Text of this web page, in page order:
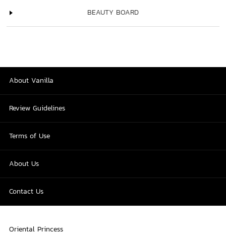
BEAUTY BOARD
About Vanilla
Review Guidelines
Terms of Use
About Us
Contact Us
Oriental Princess